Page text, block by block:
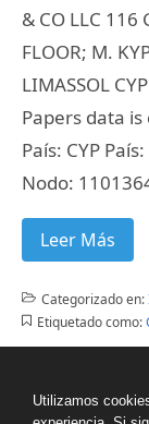
& CO LLC 116
FLOOR; M.
LIMASSOL
Papers data
País: CYP
Nodo:
Leer Más
Categorizado en:
Etiquetado como:
Utilizamos